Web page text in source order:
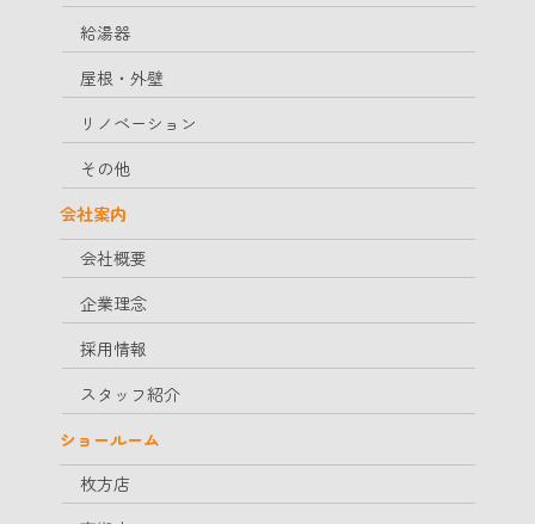
給湯器
屋根・外壁
リノベーション
その他
会社案内
会社概要
企業理念
採用情報
スタッフ紹介
ショールーム
枚方店